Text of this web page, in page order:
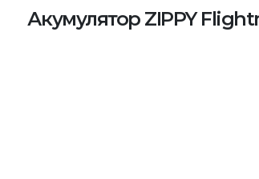
Акумулятор ZIPPY